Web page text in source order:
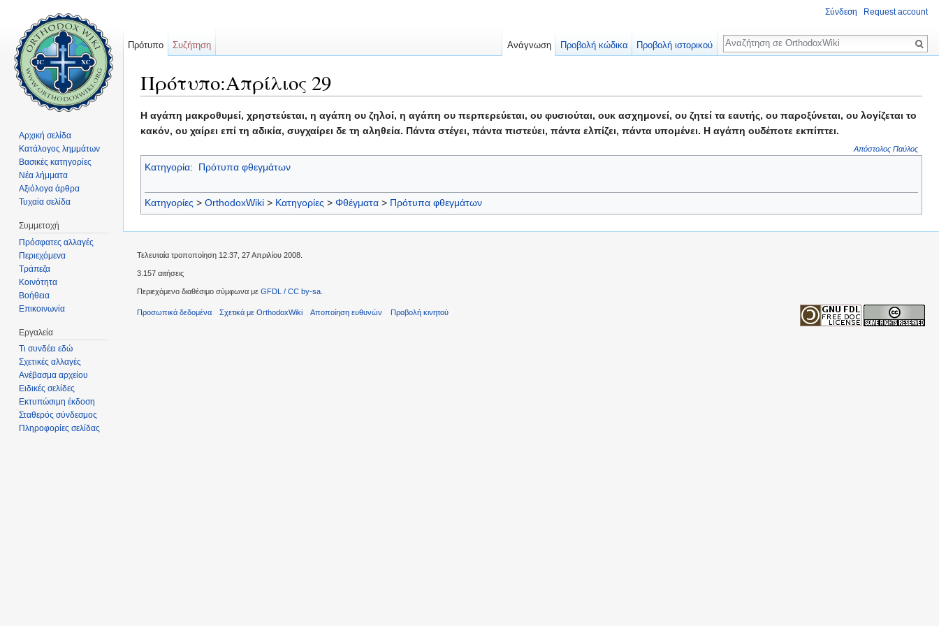
Πρότυπο:Απρίλιος 29
Η αγάπη μακροθυμεί, χρηστεύεται, η αγάπη ου ζηλοί, η αγάπη ου περπερεύεται, ου φυσιούται, ουκ ασχημονεί, ου ζητεί τα εαυτής, ου παροξύνεται, ου λογίζεται το
κακόν, ου χαίρει επί τη αδικία, συγχαίρει δε τη αληθεία. Πάντα στέγει, πάντα πιστεύει, πάντα ελπίζει, πάντα υπομένει. Η αγάπη ουδέποτε εκπίπτει.
Απόστολος Παύλος
Κατηγορία: Πρότυπα φθεγμάτων
Κατηγορίες > OrthodoxWiki > Κατηγορίες > Φθέγματα > Πρότυπα φθεγμάτων
Σύνδεση Request account
Πρότυπο Συζήτηση Ανάγνωση Προβολή κώδικα Προβολή ιστορικού
Αναζήτηση
Αρχική σελίδα
Κατάλογος λημμάτων
Βασικές κατηγορίες
Νέα λήμματα
Αξιόλογα άρθρα
Τυχαία σελίδα
Συμμετοχή
Πρόσφατες αλλαγές
Περιεχόμενα
Τράπεζα
Κοινότητα
Βοήθεια
Επικοινωνία
Εργαλεία
Τι συνδέει εδώ
Σχετικές αλλαγές
Ανέβασμα αρχείου
Ειδικές σελίδες
Εκτυπώσιμη έκδοση
Σταθερός σύνδεσμος
Πληροφορίες σελίδας
Τελευταία τροποποίηση 12:37, 27 Απριλίου 2008.
3.157 αιτήσεις
Περιεχόμενο διαθέσιμο σύμφωνα με GFDL / CC by-sa
Προσωπικά δεδομένα Σχετικά με OrthodoxWiki Αποποίηση ευθυνών Προβολή κινητού